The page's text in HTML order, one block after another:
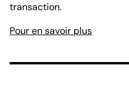
transaction.
Pour en savoir plus